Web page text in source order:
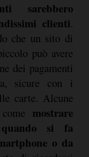
sarebbero
clienti.
che un sito di
può avere
dei pagamenti
sicure con i
carte. Alcune
mostrare
si fa
o da